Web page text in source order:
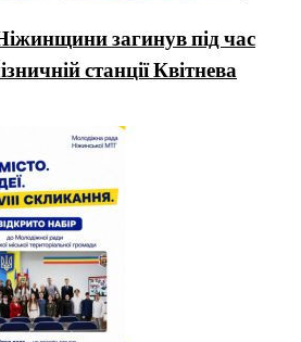
загинув під час
станції Квітнева